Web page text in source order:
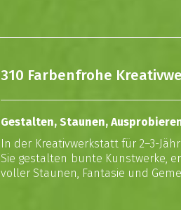
310 Farbenfrohe
Gestalten, Staunen,
In der Kreativwerkstatt für 2–3-
Sie gestalten bunte Kunstwerke,
voller Staunen, Fantasie und